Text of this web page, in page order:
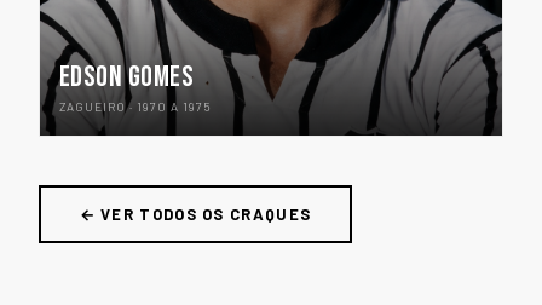
EDSON GOMES
ZAGUEIRO · 1970 A 1975
← VER TODOS OS CRAQUES